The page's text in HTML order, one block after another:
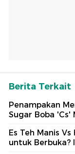
Berita Terkait
Penampakan
Sugar Boba 'Cs'
Es Teh Manis
untuk Berbuka?